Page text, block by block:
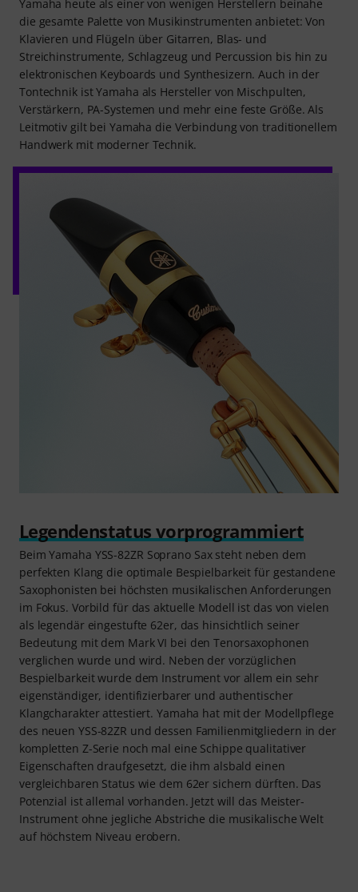
Yamaha heute als einer von wenigen Herstellern beinahe
die gesamte Palette von Musikinstrumenten anbietet: Von
Klavieren und Flügeln über Gitarren, Blas- und
Streichinstrumente, Schlagzeug und Percussion bis hin zu
elektronischen Keyboards und Synthesizern. Auch in der
Tontechnik ist Yamaha als Hersteller von Mischpulten,
Verstärkern, PA-Systemen und mehr eine feste Größe. Als
Leitmotiv gilt bei Yamaha die Verbindung von traditionellem
Handwerk mit moderner Technik.
Legendenstatus vorprogrammiert
Beim Yamaha YSS-82ZR Soprano Sax steht neben dem
perfekten Klang die optimale Bespielbarkeit für gestandene
Saxophonisten bei höchsten musikalischen Anforderungen
im Fokus. Vorbild für das aktuelle Modell ist das von vielen
als legendär eingestufte 62er, das hinsichtlich seiner
Bedeutung mit dem Mark VI bei den Tenorsaxophonen
verglichen wurde und wird. Neben der vorzüglichen
Bespielbarkeit wurde dem Instrument vor allem ein sehr
eigenständiger, identifizierbarer und authentischer
Klangcharakter attestiert. Yamaha hat mit der Modellpflege
des neuen YSS-82ZR und dessen Familienmitgliedern in der
kompletten Z-Serie noch mal eine Schippe qualitativer
Eigenschaften draufgesetzt, die ihm alsbald einen
vergleichbaren Status wie dem 62er sichern dürften. Das
Potenzial ist allemal vorhanden. Jetzt will das Meister-
Instrument ohne jegliche Abstriche die musikalische Welt
auf höchstem Niveau erobern.